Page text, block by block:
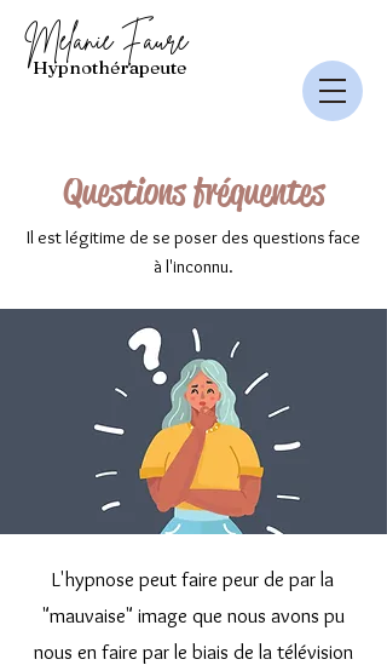
Mélanie Faure
Hypnothérapeute
Questions fréquentes
Il est légitime de se poser des questions face
à l'inconnu.
L'hypnose peut faire peur de par la
"mauvaise" image que nous avons pu
nous en faire par le biais de la télévision